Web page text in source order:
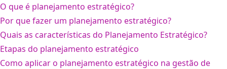
O que é planejamento estratégico?
Por que fazer um planejamento estratégico?
Quais as características do Planejamento Estratégico?
Etapas do planejamento estratégico
Como aplicar o planejamento estratégico na gestão de